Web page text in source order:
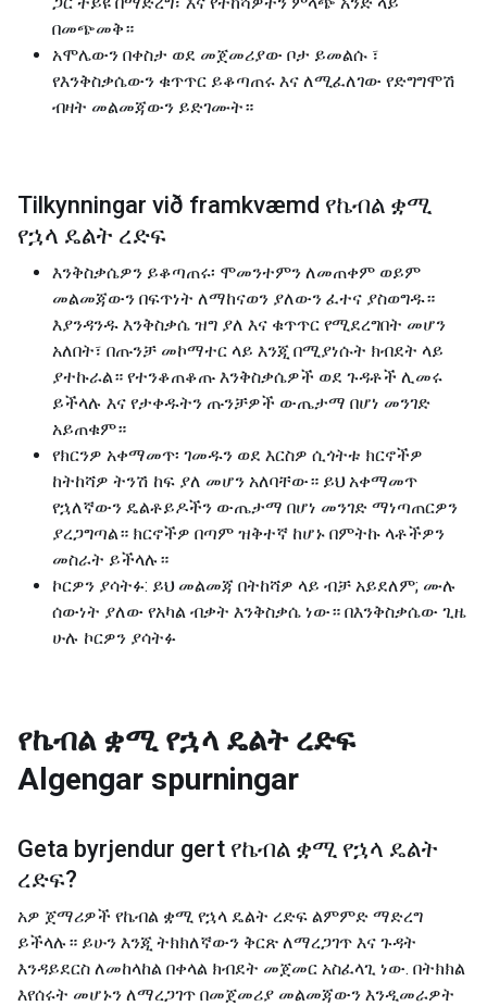
በመጭመቅ።
አሞሌውን በቀስታ ወደ መጀመሪያው ቦታ ይመልሱ ፣
የእንቅስቃሴውን ቁጥጥር ይቆጣጠሩ እና ለሚፈለገው የድግግሞሽ
ብዛት መልመጃውን ይድገሙት።
Tilkynningar við framkvæmd የኬብል ቋሚ
የኋላ ዴልት ረድፍ
እንቅስቃሴዎን ይቆጣጠሩ፡ ሞመንተምን ለመጠቀም ወይም
መልመጃውን በፍጥነት ለማከናወን ያለውን ፈተና ያስወግዱ።
እያንዳንዱ እንቅስቃሴ ዝግ ያለ እና ቁጥጥር የሚደረግበት መሆን
አለበት፣ በጡንቻ መኮማተር ላይ እንጂ በሚያነሱት ክብደት ላይ
ያተኩራል። የተንቆጠቆጡ እንቅስቃሴዎች ወደ ጉዳቶች ሊመሩ
ይችላሉ እና የታቀዱትን ጡንቻዎች ውጤታማ በሆነ መንገድ
አይጠቁም።
የክርንዎ አቀማመጥ፡ ገመዱን ወደ እርስዎ ሲጎትቱ ክርኖችዎ
ከትከሻዎ ትንሽ ከፍ ያለ መሆን አለባቸው። ይህ አቀማመጥ
የኋለኛውን ዴልቶይዶችን ውጤታማ በሆነ መንገድ ማነጣጠርዎን
ያረጋግጣል። ክርኖችዎ በጣም ዝቅተኛ ከሆኑ በምትኩ ላቶችዎን
መስራት ይችላሉ።
ኮርዎን ያሳትፉ: ይህ መልመጃ በትከሻዎ ላይ ብቻ አይደለም; ሙሉ
ሰውነት ያለው የአካል ብቃት እንቅስቃሴ ነው። በእንቅስቃሴው ጊዜ
ሁሉ ኮርዎን ያሳትፉ
የኬብል ቋሚ የኋላ ዴልት ረድፍ
Algengar spurningar
Geta byrjendur gert የኬብል ቋሚ የኋላ ዴልት
ረድፍ?
አዎ ጀማሪዎች የኬብል ቋሚ የኋላ ዴልት ረድፍ ልምምድ ማድረግ
ይችላሉ። ይሁን እንጂ ትክክለኛውን ቅርጽ ለማረጋገጥ እና ጉዳት
እንዳይደርስ ለመከላከል በቀላል ክብደት መጀመር አስፈላጊ ነው. በትክክል
እየሰሩት መሆኑን ለማረጋገጥ በመጀመሪያ መልመጃውን እንዲመራዎት